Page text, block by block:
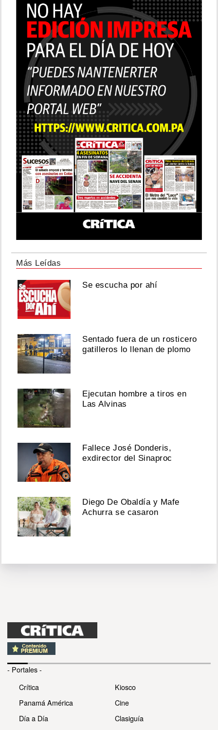
Más Leídas
Se escucha por ahí
Sentado fuera de un rosticero
gatilleros lo llenan de plomo
Ejecutan hombre a tiros en
Las Alvinas
Fallece José Donderis,
exdirector del Sinaproc
Diego De Obaldía y Mafe
Achurra se casaron
- Portales -
Crítica
Panamá América
Día a Día
Kiosco
Cine
Clasiguía